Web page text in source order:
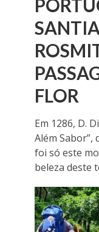
FLOR
Em 1286, D.
Além Sabor”,
foi só este
beleza deste